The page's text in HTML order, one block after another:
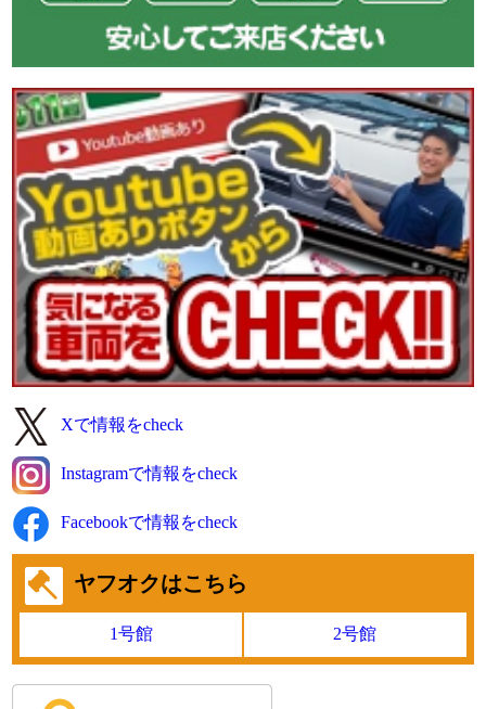
●本日ご紹介車両●
【商品番号:14459】Lゲートダンプ H29 レンジャー 極東開発
製 積載3.5t 電動コボレーン 走行4.4万km
☎0120-93-8833 営業担当:眞籠
「HP見て」とお伝えいただけるとスムーズです❗
2026-07-29
メッキやステンレスパーツがステキな
こちらの車両をピックアップ(ノ*˙˘˙)ノ =͟͟͞͞♡ブォン
●本日ご紹介車両●
【商品番号:14480】アルミブロック 平ボディ H18 レンジャー
増トン 2デフ シートキャリア付 リターダー付
☎0120-98-1457 営業担当:千葉
「HP見て」とお伝えいただけるとスムーズです❗
2026-07-28
雨が降っていたりやんだりで湿気が多いです。
今日も元気に頑張りましょう!
●本日ご紹介車両●
【商品番号:14238】簡易クレーン付 平ボディ H11 キャンター
古河ユニック製 4段ブーム ラジコン(無線) 2.2t吊り
☎0120-93-8833 営業担当:眞籠
「HP見て」とお伝えいただけるとスムーズです❗
2026-07-27
今週も元気にスタートしました。
天気は急な雷雨があるかも!?
Xで情報をcheck
Instagramで情報をcheck
Facebookで情報をcheck
ヤフオクはこちら
1号館 2号館